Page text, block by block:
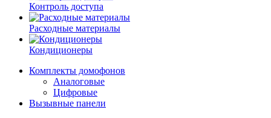
Контроль доступа
Расходные материалы
Кондиционеры
Комплекты домофонов
Аналоговые
Цифровые
Вызывные панели